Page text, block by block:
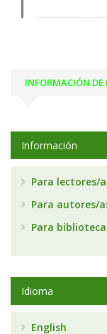
INFORMACIÓN DE
Información
Para lectores/
Para autores/
Para
Idioma
English